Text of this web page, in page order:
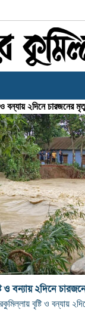
২দিনে চারজনের
ও বন্যায় ২দিনে
কুমিল্লায় বৃষ্টি ও বন্যায়